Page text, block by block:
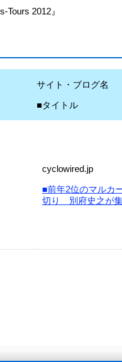
Tours 2012』
サイト・ブログ名
■タイトル
cyclowired.jp
■前年2位のマルカ
切り 別府史之が